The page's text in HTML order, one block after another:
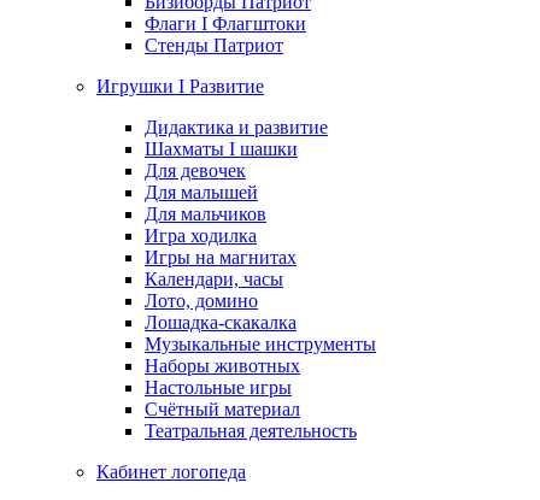
Флаги I Флагштоки
Стенды Патриот
Игрушки I Развитие
Дидактика и развитие
Шахматы I шашки
Для девочек
Для малышей
Для мальчиков
Игра ходилка
Игры на магнитах
Календари, часы
Лото, домино
Лошадка-скакалка
Музыкальные инструменты
Наборы животных
Настольные игры
Счётный материал
Театральная деятельность
Кабинет логопеда